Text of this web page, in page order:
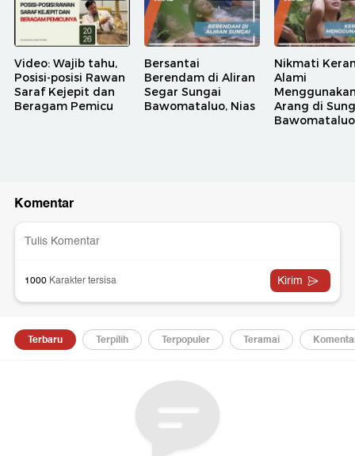
Video: Wajib tahu,
Posisi-posisi Rawan
Saraf Kejepit dan
Beragam Pemicu
Bersantai
Berendam di Aliran
Segar Sungai
Bawomataluo, Nias
Nikmati
Alami
Arang di